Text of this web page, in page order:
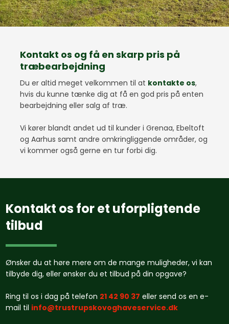
Kontakt os og få en skarp pris på
træbearbejdning
Du er altid meget velkommen til at kontakte os,
hvis du kunne tænke dig at få en god pris på enten
bearbejdning eller salg af træ.
Vi kører blandt andet ud til kunder i Grenaa, Ebeltoft
og Aarhus samt andre omkringliggende områder, og
vi kommer også gerne en tur forbi dig.
​Kontakt os for et uforpligtende
tilbud
Ønsker du at høre mere om de mange muligheder, vi kan
tilbyde dig, eller ønsker du et tilbud på din opgave?
Ring til os i dag på telefon 21 42 90 37 eller send os en e-
mail til info@trustrupskovoghaveservice.dk